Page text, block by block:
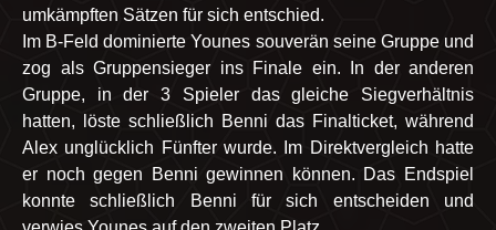
umkämpften Sätzen für sich entschied.
Im B-Feld dominierte Younes souverän seine Gruppe und
zog als Gruppensieger ins Finale ein. In der anderen
Gruppe, in der 3 Spieler das gleiche Siegverhältnis
hatten, löste schließlich Benni das Finalticket, während
Alex unglücklich Fünfter wurde. Im Direktvergleich hatte
er noch gegen Benni gewinnen können. Das Endspiel
konnte schließlich Benni für sich entscheiden und